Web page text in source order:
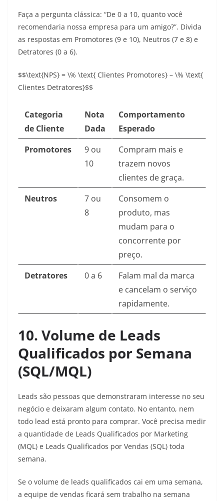
Faça a pergunta clássica: “De 0 a 10, quanto você
recomendaria nossa empresa para um amigo?”. Divida
as respostas em Promotores (9 e 10), Neutros (7 e 8) e
Detratores (0 a 6).
$$\text{NPS} = \% \text{ Clientes Promotores} – \% \text{
Clientes Detratores}$$
Categoria
de Cliente
Nota
Dada
Comportamento
Esperado
Promotores
9 ou
10
Compram mais e
trazem novos
clientes de graça.
Neutros
7 ou
8
Consomem o
produto, mas
mudam para o
concorrente por
preço.
Detratores
0 a 6
Falam mal da marca
e cancelam o serviço
rapidamente.
10. Volume de Leads
Qualificados por Semana
(SQL/MQL)
Leads são pessoas que demonstraram interesse no seu
negócio e deixaram algum contato. No entanto, nem
todo lead está pronto para comprar. Você precisa medir
a quantidade de Leads Qualificados por Marketing
(MQL) e Leads Qualificados por Vendas (SQL) toda
semana.
Se o volume de leads qualificados cai em uma semana,
a equipe de vendas ficará sem trabalho na semana